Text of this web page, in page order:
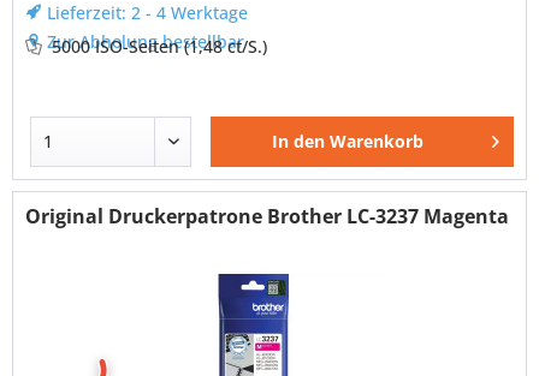
Lieferzeit: 2 - 4 Werktage
Zur Abholung bestellbar
5000 ISO-Seiten(1,48 ct/S.)
In den Warenkorb
Original Druckerpatrone Brother LC-3237 Magenta